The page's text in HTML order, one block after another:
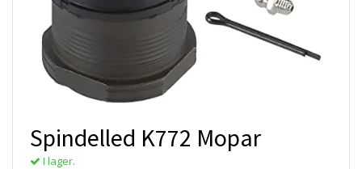
Spindelled K772 Mopar
I lager.